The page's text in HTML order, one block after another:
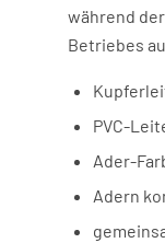
während
Betriebes
PVC-
Ader-
Adern